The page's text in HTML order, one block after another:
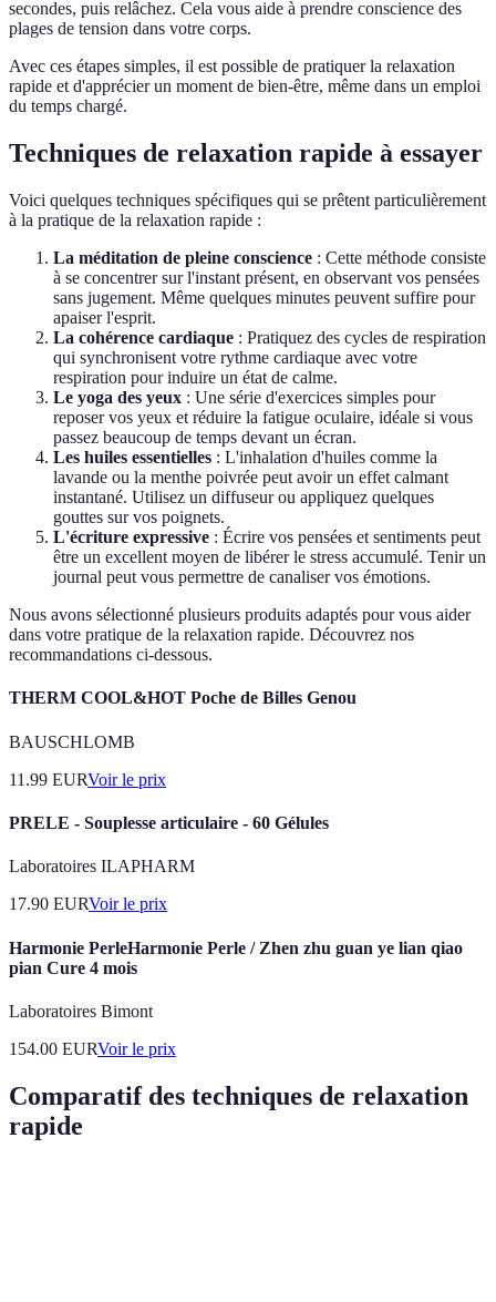
secondes, puis relâchez. Cela vous aide à prendre conscience des
plages de tension dans votre corps.
Avec ces étapes simples, il est possible de pratiquer la relaxation
rapide et d'apprécier un moment de bien-être, même dans un emploi
du temps chargé.
Techniques de relaxation rapide à essayer
Voici quelques techniques spécifiques qui se prêtent particulièrement
à la pratique de la relaxation rapide :
La méditation de pleine conscience : Cette méthode consiste
à se concentrer sur l'instant présent, en observant vos pensées
sans jugement. Même quelques minutes peuvent suffire pour
apaiser l'esprit.
La cohérence cardiaque : Pratiquez des cycles de respiration
qui synchronisent votre rythme cardiaque avec votre
respiration pour induire un état de calme.
Le yoga des yeux : Une série d'exercices simples pour
reposer vos yeux et réduire la fatigue oculaire, idéale si vous
passez beaucoup de temps devant un écran.
Les huiles essentielles : L'inhalation d'huiles comme la
lavande ou la menthe poivrée peut avoir un effet calmant
instantané. Utilisez un diffuseur ou appliquez quelques
gouttes sur vos poignets.
L'écriture expressive : Écrire vos pensées et sentiments peut
être un excellent moyen de libérer le stress accumulé. Tenir un
journal peut vous permettre de canaliser vos émotions.
Nous avons sélectionné plusieurs produits adaptés pour vous aider
dans votre pratique de la relaxation rapide. Découvrez nos
recommandations ci-dessous.
THERM COOL&HOT Poche de Billes Genou
BAUSCHLOMB
11.99 EURVoir le prix
PRELE - Souplesse articulaire - 60 Gélules
Laboratoires ILAPHARM
17.90 EURVoir le prix
Harmonie PerleHarmonie Perle / Zhen zhu guan ye lian qiao
pian Cure 4 mois
Laboratoires Bimont
154.00 EURVoir le prix
Comparatif des techniques de relaxation
rapide